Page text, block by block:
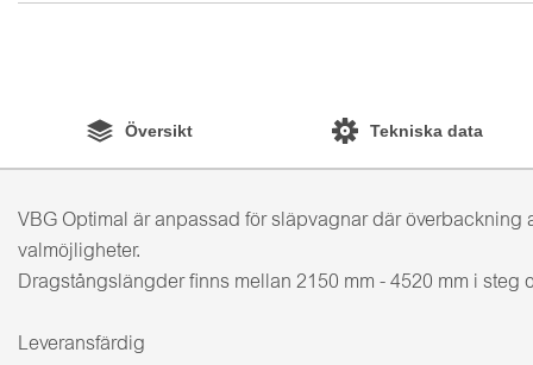
Översikt Tekniska data
VBG Optimal är anpassad för släpvagnar där
valmöjligheter.
Dragstångslängder finns mellan 2150 mm - 4520 mm i steg
Leveransfärdig